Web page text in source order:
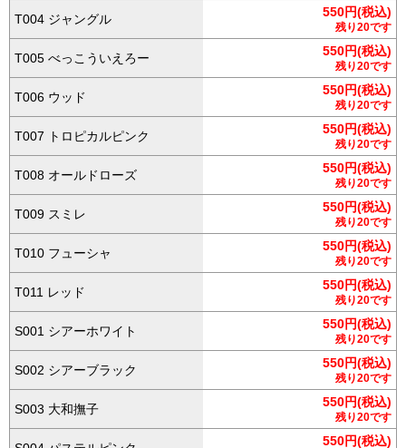
T004 ジャングル 550円(税込)
残り20です
T005 べっこういえろー 550円(税込)
残り20です
T006 ウッド 550円(税込)
残り20です
T007 トロピカルピンク 550円(税込)
残り20です
T008 オールドローズ 550円(税込)
残り20です
T009 スミレ 550円(税込)
残り20です
T010 フューシャ 550円(税込)
残り20です
T011 レッド 550円(税込)
残り20です
S001 シアーホワイト 550円(税込)
残り20です
S002 シアーブラック 550円(税込)
残り20です
S003 大和撫子 550円(税込)
残り20です
550円(税込)